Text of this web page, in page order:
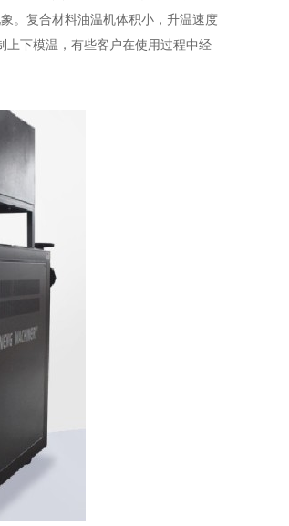
。复合材料油温机体积小，升温速度
上下模温，有些客户在使用过程中经